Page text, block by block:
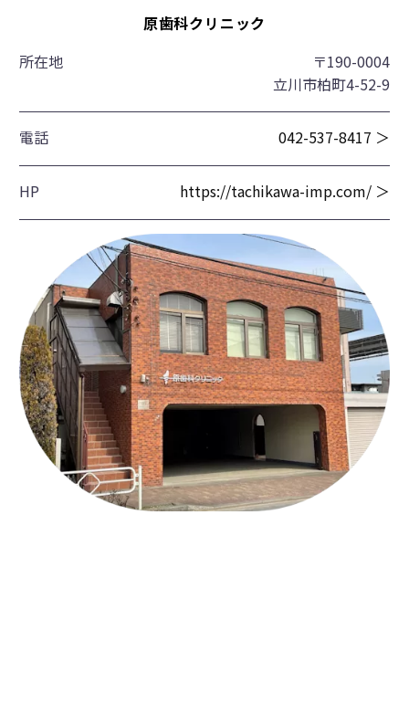
原歯科クリニック
所在地
〒190-0004
立川市柏町4-52-9
電話 042-537-8417 ＞
HP https://tachikawa-imp.com/ ＞